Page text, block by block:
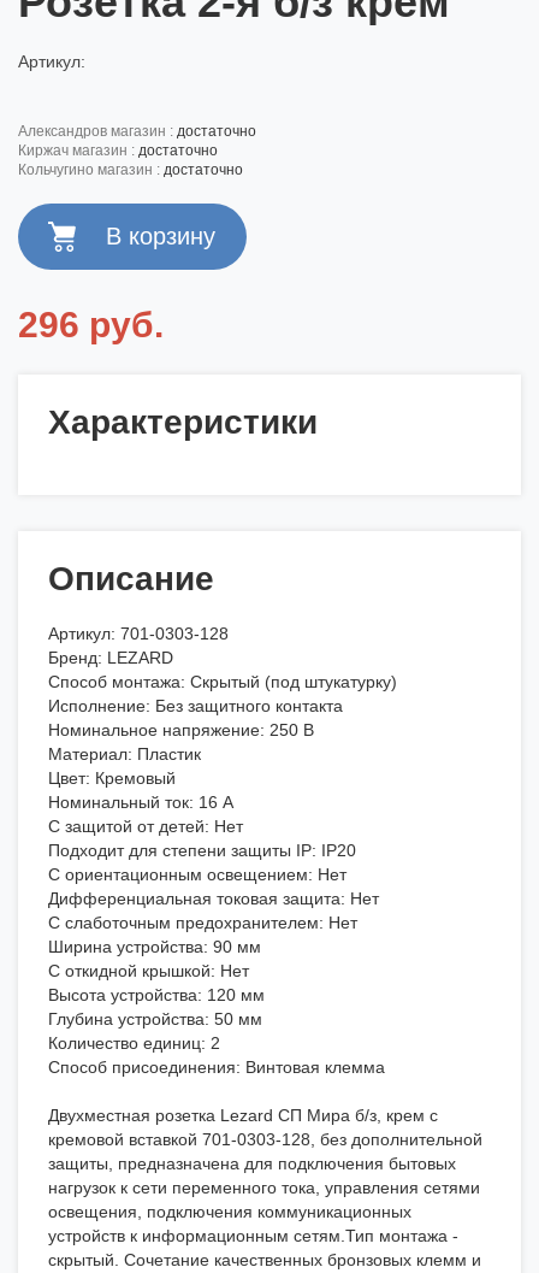
Артикул:
александров магазин : достаточно
киржач магазин : достаточно
кольчугино магазин : достаточно
296 руб.
Характеристики
Описание
Артикул: 701-0303-128
Бренд: LEZARD
Способ монтажа: Скрытый (под штукатурку)
Исполнение: Без защитного контакта
Номинальное напряжение: 250 В
Материал: Пластик
Цвет: Кремовый
Номинальный ток: 16 А
С защитой от детей: Нет
Подходит для степени защиты IP: IP20
С ориентационным освещением: Нет
Дифференциальная токовая защита: Нет
С слаботочным предохранителем: Нет
Ширина устройства: 90 мм
С откидной крышкой: Нет
Высота устройства: 120 мм
Глубина устройства: 50 мм
Количество единиц: 2
Способ присоединения: Винтовая клемма
Двухместная розетка Lezard СП Мира б/з, крем с
кремовой вставкой 701-0303-128, без дополнительной
защиты, предназначена для подключения бытовых
нагрузок к сети переменного тока, управления сетями
освещения, подключения коммуникационных
устройств к информационным сетям.Тип монтажа -
скрытый. Сочетание качественных бронзовых клемм и